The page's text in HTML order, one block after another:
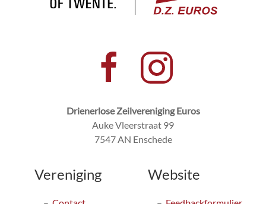
Drienerlose Zeilvereniging Euros
Auke Vleerstraat 99
7547 AN Enschede
Vereniging Website